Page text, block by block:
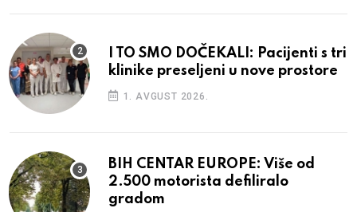
I TO SMO DOČEKALI: Pacijenti s tri
klinike preseljeni u nove prostore
1. AVGUST 2026.
BIH CENTAR EUROPE: Više od
2.500 motorista defiliralo
gradom